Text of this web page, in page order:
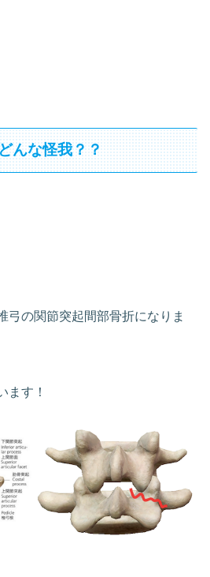
んな怪我？？
弓の関節突起間部骨折になりま
ます！